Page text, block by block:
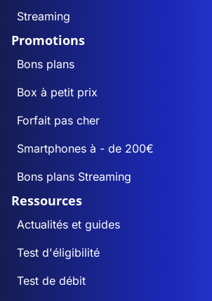
Streaming
Promotions
Bons plans
Box à petit prix
Forfait pas cher
Smartphones à - de 200€
Bons plans Streaming
Ressources
Actualités et guides
Test d'éligibilité
Test de débit